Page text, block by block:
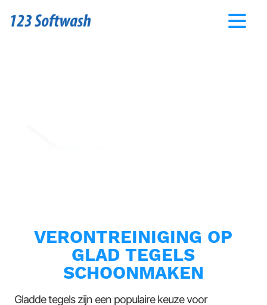
VERONTREINIGING OP
GLAD TEGELS
SCHOONMAKEN
Gladde tegels zijn een populaire keuze voor